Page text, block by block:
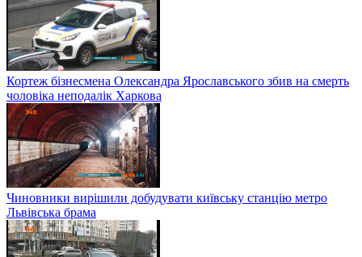
Кортеж бізнесмена Олександра Ярославського збив на смерть
чоловіка неподалік Харкова
Чиновники вирішили добудувати київську станцію метро
Львівська брама